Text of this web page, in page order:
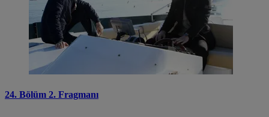
24. Bölüm 2. Fragmanı